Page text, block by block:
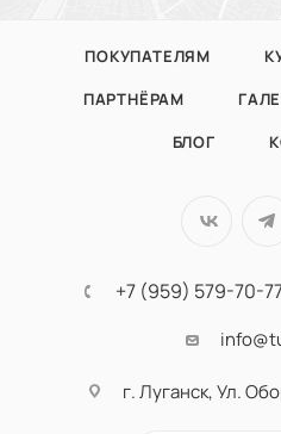
ПОКУПАТЕЛЯМ
ПАРТНЁРАМ
БЛОГ
+7 (959) 579-70-
г. Луганск, Ул.